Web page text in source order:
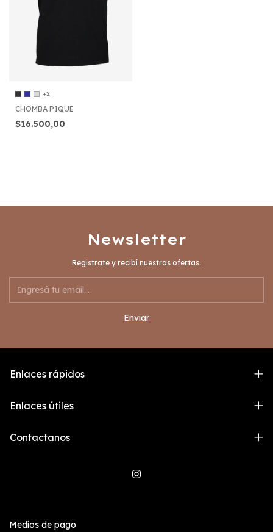
+2
CHOMBA PIQUE
$16.500,00
Newsletter
Registrate y recibí nuestras ofertas.
Enlaces rápidos
Enlaces útiles
Contactanos
Medios de pago